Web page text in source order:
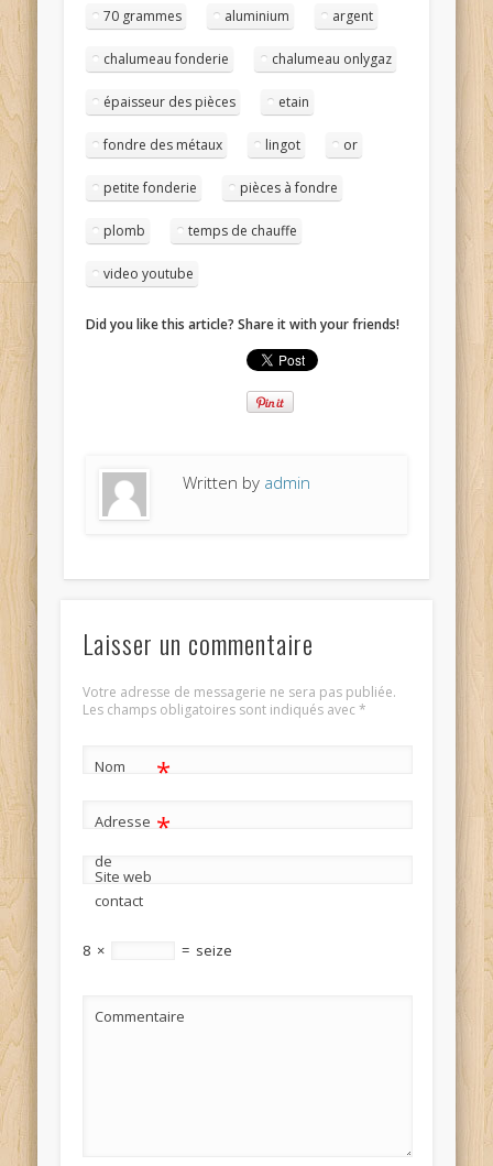
70 grammes aluminium argent
chalumeau fonderie chalumeau onlygaz
épaisseur des pièces etain
fondre des métaux lingot or
petite fonderie pièces à fondre
plomb temps de chauffe
video youtube
Did you like this article? Share it with your friends!
Written by admin
Laisser un commentaire
Votre adresse de messagerie ne sera pas publiée.
Les champs obligatoires sont indiqués avec*
Nom *
Adresse
de
contact
*
Site web
8 × = seize
Commentaire